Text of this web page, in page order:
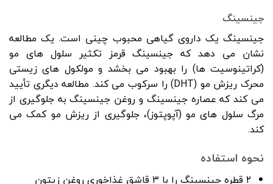
جینسینگ
جینسینگ یک داروی گیاهی محبوب چینی است. یک مطالعه
نشان می دهد که جینسینگ قرمز تکثیر سلول های مو
(کراتینوسیت ها) را بهبود می بخشد و مولکول های زیستی
محرک ریزش مو (DHT) را سرکوب می کند. مطالعه دیگری تأیید
می کند که عصاره جینسینگ و روغن جینسینگ به جلوگیری از
مرگ سلول های مو (آپوپتوز)، جلوگیری از ریزش مو کمک می
کند.
نحوه استفاده
۲ قطره جینسینگ را با ۳ قاشق غذاخوری روغن زیتون